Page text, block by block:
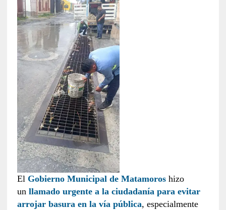
El Gobierno Municipal de Matamoroshizo
un llamado urgente a la ciudadanía para evitar
arrojar basura en la vía pública, especialmente